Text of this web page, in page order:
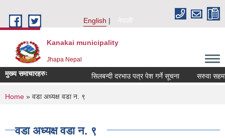
English
नेपाली
Kanakai municipality
Jhapa Nepal
मुख्य समाचारहरुः सिलबन्दी दरभाउ पत्र पेश गर्ने सूचना सरुवा
You are here
Home » वडा अध्यक्ष वडा न. ९
वडा अध्यक्ष वडा न. ९